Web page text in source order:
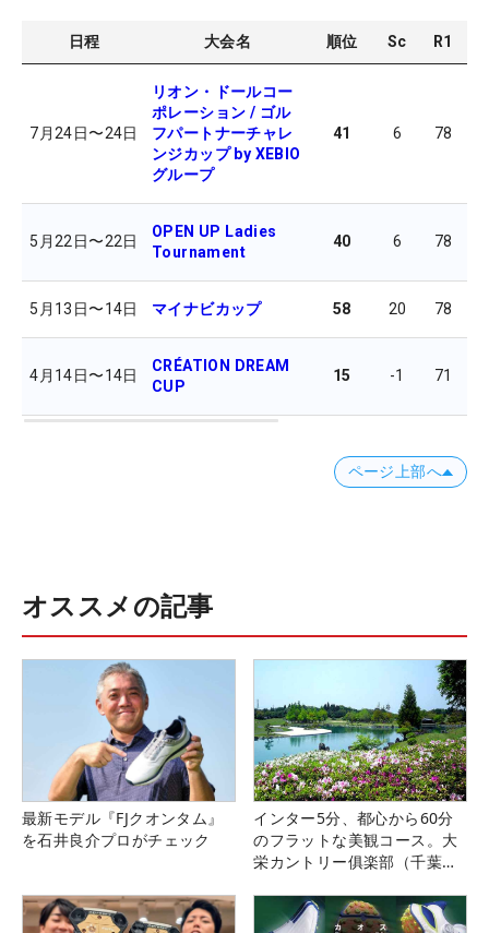
日程 大会名 順位 Sc R1
7月24日〜24日
リオン・ドールコー
ポレーション / ゴル
フパートナーチャレ
ンジカップ by XEBIO
グループ
41 6 78
5月22日〜22日
OPEN UP Ladies
Tournament
40 6 78
5月13日〜14日 マイナビカップ 58 20 78
4月14日〜14日
CRÉATION DREAM
CUP
15 -1 71
ページ上部へ
オススメの記事
最新モデル『FJクオンタム』
を石井良介プロがチェック
インター5分、都心から60分
のフラットな美観コース。大
栄カントリー俱楽部（千葉